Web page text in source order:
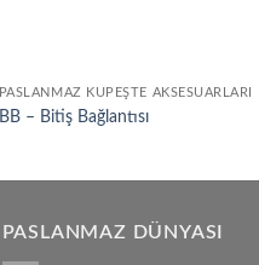
PASLANMAZ KÜPEŞTE AKSESUARLARI
BB – Bitiş Bağlantısı
PASLANMAZ DÜNYASI